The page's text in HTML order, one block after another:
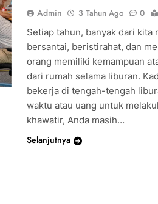
Admin 3 Tahun Ago 0
Setiap tahun, banyak dari
bersantai, beristirahat, dan
orang memiliki kemampuan
dari rumah selama liburan.
bekerja di tengah-tengah
waktu atau uang untuk
khawatir, Anda masih…
Selanjutnya